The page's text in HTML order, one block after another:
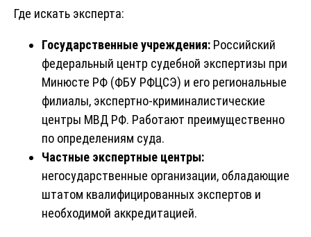
Где искать эксперта:
Государственные учреждения: Российский
федеральный центр судебной экспертизы при
Минюсте РФ (ФБУ РФЦСЭ) и его региональные
филиалы, экспертно-криминалистические
центры МВД РФ. Работают преимущественно
по определениям суда.
Частные экспертные центры:
негосударственные организации, обладающие
штатом квалифицированных экспертов и
необходимой аккредитацией.